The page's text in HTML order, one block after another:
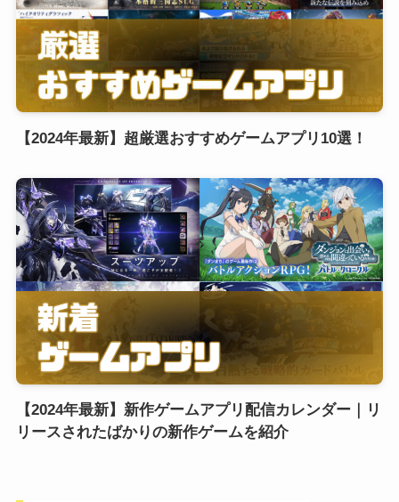
【2024年最新】超厳選おすすめゲームアプリ10選！
【2024年最新】新作ゲームアプリ配信カレンダー｜リ
リースされたばかりの新作ゲームを紹介